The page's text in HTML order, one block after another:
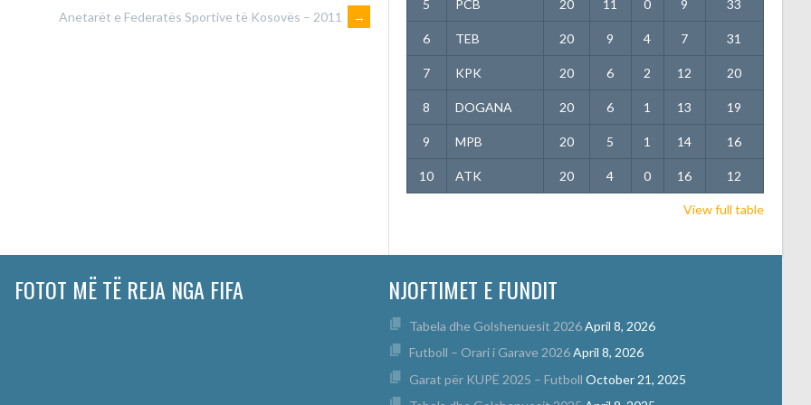
Anetarët e Federatës Sportive të Kosovës – 2011 →
5 PCB 20 11 0 9 33
6 TEB 20 9 4 7 31
7 KPK 20 6 2 12 20
8 DOGANA 20 6 1 13 19
9 MPB 20 5 1 14 16
10 ATK 20 4 0 16 12
View full table
FOTOT MË TË REJA NGA FIFA NJOFTIMET E FUNDIT
Tabela dhe Golshenuesit 2026 April 8, 2026
Futboll – Orari i Garave 2026 April 8, 2026
Garat për KUPË 2025 – Futboll October 21, 2025